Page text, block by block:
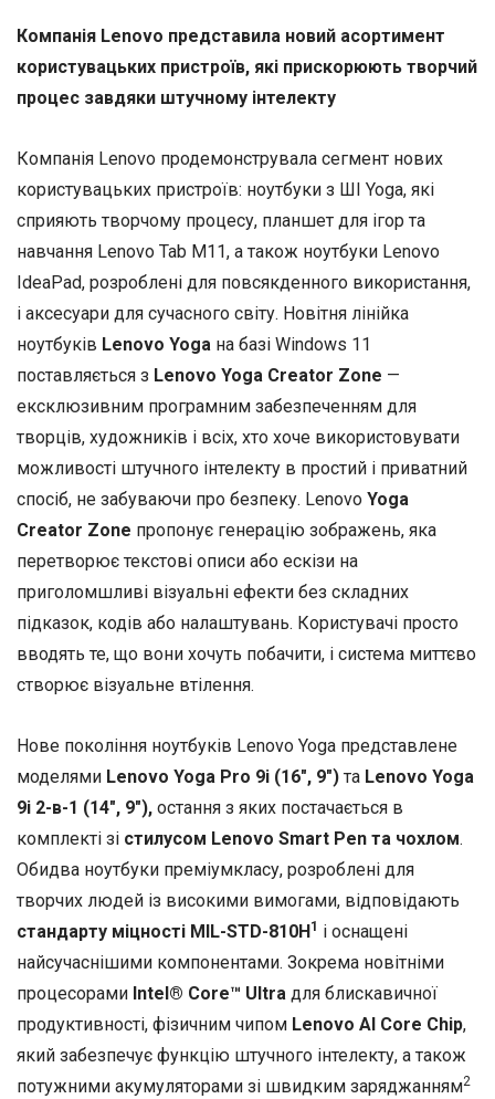
Компанія Lenovo представила новий асортимент
користувацьких пристроїв, які прискорюють творчий
процес завдяки штучному інтелекту
Компанія Lenovo продемонструвала сегмент нових
користувацьких пристроїв: ноутбуки з ШІ Yoga, які
сприяють творчому процесу, планшет для ігор та
навчання Lenovo Tab M11, а також ноутбуки Lenovo
IdeaPad, розроблені для повсякденного використання,
і аксесуари для сучасного світу. Новітня лінійка
ноутбуків Lenovo Yoga на базі Windows 11
поставляється з Lenovo Yoga Creator Zone —
ексклюзивним програмним забезпеченням для
творців, художників і всіх, хто хоче використовувати
можливості штучного інтелекту в простий і приватний
спосіб, не забуваючи про безпеку. Lenovo Yoga
Creator Zone пропонує генерацію зображень, яка
перетворює текстові описи або ескізи на
приголомшливі візуальні ефекти без складних
підказок, кодів або налаштувань. Користувачі просто
вводять те, що вони хочуть побачити, і система миттєво
створює візуальне втілення.
Нове покоління ноутбуків Lenovo Yoga представлене
моделями Lenovo Yoga Pro 9i (16″, 9″) та Lenovo Yoga
9i 2-в-1 (14″, 9″), остання з яких постачається в
комплекті зі стилусом Lenovo Smart Pen та чохлом.
Обидва ноутбуки преміумкласу, розроблені для
творчих людей із високими вимогами, відповідають
стандарту міцності MIL-STD-810H 1 і оснащені
найсучаснішими компонентами. Зокрема новітніми
процесорами Intel® Core™ Ultra для блискавичної
продуктивності, фізичним чипом Lenovo AI Core Chip,
який забезпечує функцію штучного інтелекту, а також
потужними акумуляторами зі швидким заряджанням2